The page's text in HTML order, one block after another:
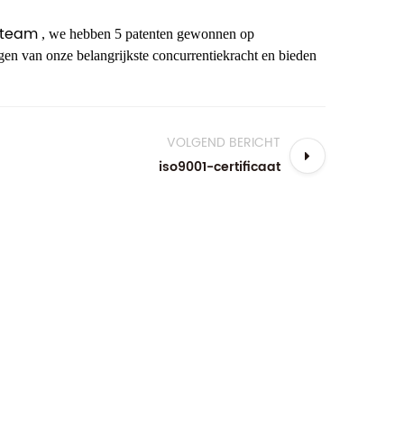
, we hebben 5 patenten gewonnen op
van onze belangrijkste concurrentiekracht en bieden
VOLGEND BERICHT
iso9001-certificaat